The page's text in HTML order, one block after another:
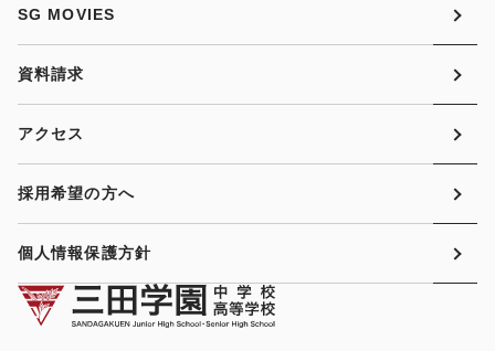
SG MOVIES
資料請求
アクセス
採用希望の方へ
個人情報保護方針